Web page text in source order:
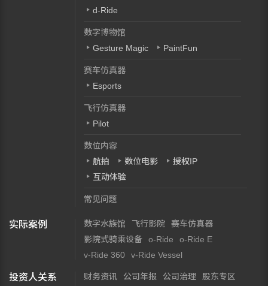
d-Ride
数字博物馆
Gesture Magic
PaintFun
赛车仿真器
Esports
飞行仿真器
Pilot
数位内容
航拍
数位电影
授权IP
互动体验
常见问题
实际案例 数字水族馆 飞行影院
赛车仿真器
影院式骑乘设备
o-Ride
o-Ride E
v-Ride 360
v-Ride Vessel
投资人关系 财务资讯 公司年报 公司治理 股东专区